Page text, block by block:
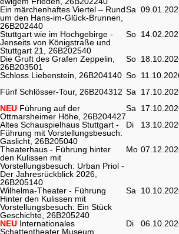
Ein märchenhaftes Viertel – Rund
um den Hans-im-Glück-Brunnen,
26B202440
Sa
Stuttgart wie im Hochgebirge -
Jenseits von Königstraße und
Stuttgart 21, 26B202540
So
Die Gruft des Grafen Zeppelin,
26B203501
So
Schloss Liebenstein, 26B204140 So
Fünf Schlösser-Tour, 26B204312 Sa
NEU Führung auf der
Ottmarsheimer Höhe, 26B204427
Sa
Altes Schauspielhaus Stuttgart -
Führung mit Vorstellungsbesuch:
Gaslicht, 26B205040
Di
Theaterhaus - Führung hinter
den Kulissen mit
Vorstellungsbesuch: Urban Priol -
Der Jahresrückblick 2026,
26B205140
Mo
Wilhelma-Theater - Führung
Hinter den Kulissen mit
Vorstellungsbesuch: Ein Stück
Geschichte, 26B205240
Sa
NEU Internationales
Schattentheater Museum ,
Di